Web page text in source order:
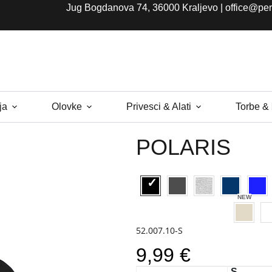
Jug Bogdanova 74, 36000 Kraljevo |
Olovke Privesci & Alati Torbe &
POLARIS
52.007.10-S
9,99 €